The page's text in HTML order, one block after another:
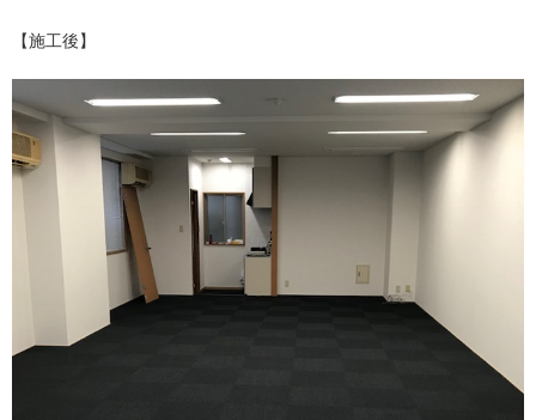
【施工後】